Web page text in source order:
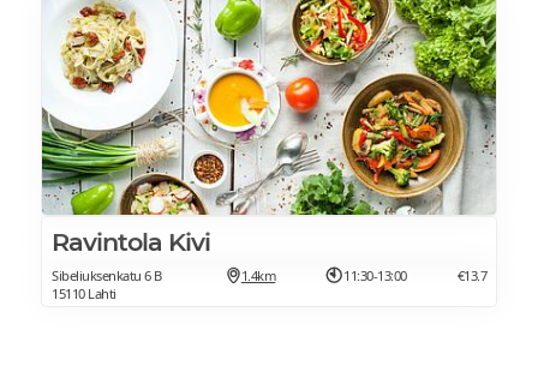
Ravintola Kivi
Sibeliuksenkatu 6 B
15110 Lahti
1.4km 11:30-13:00 €13.7